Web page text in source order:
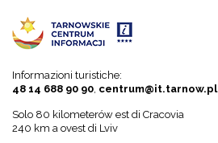
Informazioni turistiche:
48 14 688 90 90 centrum@it.tarnow.pl
Solo 80 kilometerów est di Cracovia
240 km a ovest di Lviv